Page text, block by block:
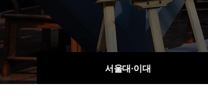
서울대·이대